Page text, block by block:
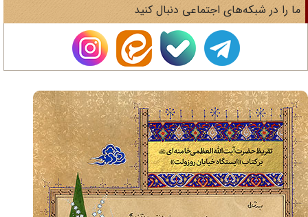
را در شبکه‌های اجتماعی دنبال کنید